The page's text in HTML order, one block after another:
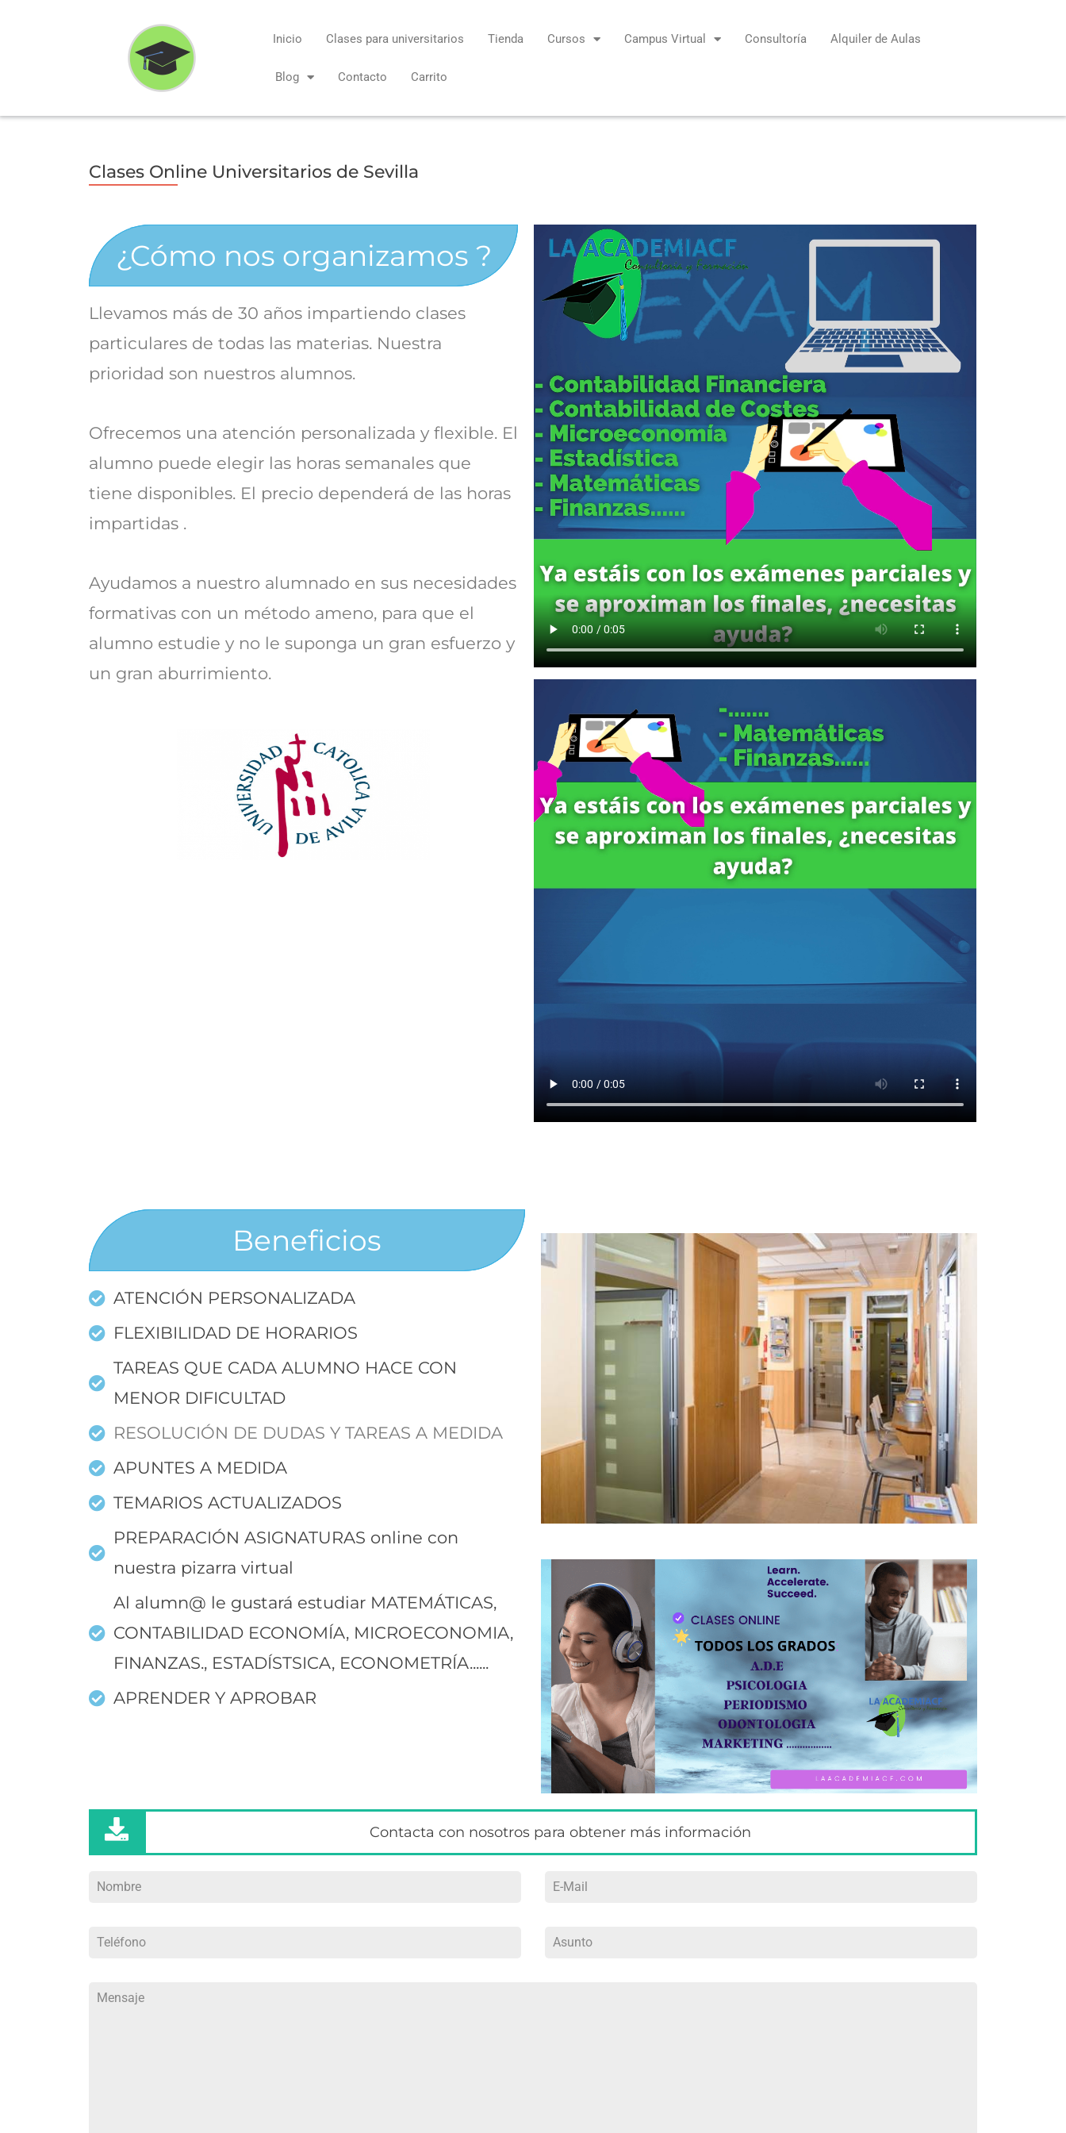
Inicio Clases para universitarios Tienda Cursos Campus Virtual Consultoría Alquiler de Aulas
Blog Contacto Carrito
Clases Online Universitarios de Sevilla
¿Cómo nos organizamos ?
Llevamos más de 30 años impartiendo clases
particulares de todas las materias. Nuestra
prioridad son nuestros alumnos.
Ofrecemos una atención personalizada y flexible. El
alumno puede elegir las horas semanales que
tiene disponibles. El precio dependerá de las horas
impartidas .
Ayudamos a nuestro alumnado en sus necesidades
formativas con un método ameno, para que el
alumno estudie y no le suponga un gran esfuerzo y
un gran aburrimiento.
Beneficios
ATENCIÓN PERSONALIZADA
FLEXIBILIDAD DE HORARIOS
TAREAS QUE CADA ALUMNO HACE CON
MENOR DIFICULTAD
RESOLUCIÓN DE DUDAS Y TAREAS A MEDIDA
APUNTES A MEDIDA
TEMARIOS ACTUALIZADOS
PREPARACIÓN ASIGNATURAS online con
nuestra pizarra virtual
Al alumn@ le gustará estudiar MATEMÁTICAS,
CONTABILIDAD ECONOMÍA, MICROECONOMIA,
FINANZAS., ESTADÍSTSICA, ECONOMETRÍA......
APRENDER Y APROBAR
Contacta con nosotros para obtener más información